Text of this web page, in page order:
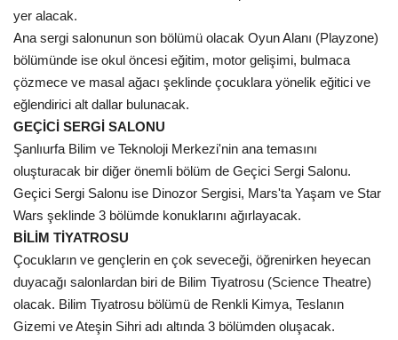
yer alacak.
Ana sergi salonunun son bölümü olacak Oyun Alanı (Playzone)
bölümünde ise okul öncesi eğitim, motor gelişimi, bulmaca
çözmece ve masal ağacı şeklinde çocuklara yönelik eğitici ve
eğlendirici alt dallar bulunacak.
GEÇİCİ SERGİ SALONU
Şanlıurfa Bilim ve Teknoloji Merkezi'nin ana temasını
oluşturacak bir diğer önemli bölüm de Geçici Sergi Salonu.
Geçici Sergi Salonu ise Dinozor Sergisi, Mars'ta Yaşam ve Star
Wars şeklinde 3 bölümde konuklarını ağırlayacak.
BİLİM TİYATROSU
Çocukların ve gençlerin en çok seveceği, öğrenirken heyecan
duyacağı salonlardan biri de Bilim Tiyatrosu (Science Theatre)
olacak. Bilim Tiyatrosu bölümü de Renkli Kimya, Teslanın
Gizemi ve Ateşin Sihri adı altında 3 bölümden oluşacak.